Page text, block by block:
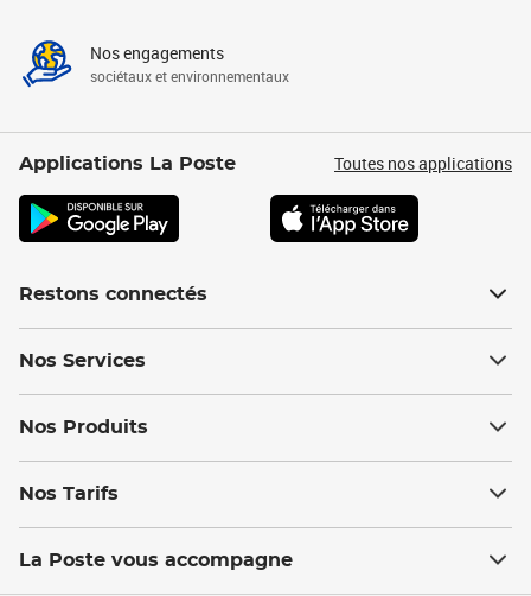
Nos engagements
sociétaux et environnementaux
Applications La Poste Toutes nos applications
Restons connectés
Nos Services
Nos Produits
Nos Tarifs
La Poste vous accompagne